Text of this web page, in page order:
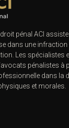
pénal ACI
dans une infraction
Les spécialistes
pénalistes à
dans la
et morales.